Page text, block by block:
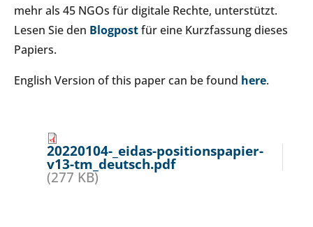
mehr als 45 NGOs für digitale Rechte, unterstützt.
Lesen Sie den Blogpostfür eine Kurzfassung dieses
Papiers.
English Version of this paper can be found here.
20220104-_eidas-positionspapier-
v13-tm_deutsch.pdf
(277 KB)